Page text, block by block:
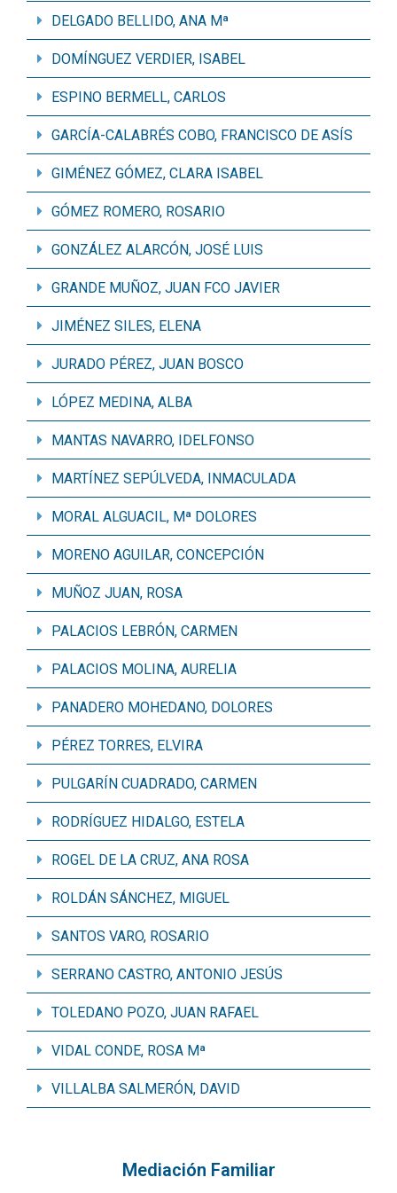
DELGADO BELLIDO, ANA Mª
DOMÍNGUEZ VERDIER, ISABEL
ESPINO BERMELL, CARLOS
GARCÍA-CALABRÉS COBO, FRANCISCO DE ASÍS
GIMÉNEZ GÓMEZ, CLARA ISABEL
GÓMEZ ROMERO, ROSARIO
GONZÁLEZ ALARCÓN, JOSÉ LUIS
GRANDE MUÑOZ, JUAN FCO JAVIER
JIMÉNEZ SILES, ELENA
JURADO PÉREZ, JUAN BOSCO
LÓPEZ MEDINA, ALBA
MANTAS NAVARRO, IDELFONSO
MARTÍNEZ SEPÚLVEDA, INMACULADA
MORAL ALGUACIL, Mª DOLORES
MORENO AGUILAR, CONCEPCIÓN
MUÑOZ JUAN, ROSA
PALACIOS LEBRÓN, CARMEN
PALACIOS MOLINA, AURELIA
PANADERO MOHEDANO, DOLORES
PÉREZ TORRES, ELVIRA
PULGARÍN CUADRADO, CARMEN
RODRÍGUEZ HIDALGO, ESTELA
ROGEL DE LA CRUZ, ANA ROSA
ROLDÁN SÁNCHEZ, MIGUEL
SANTOS VARO, ROSARIO
SERRANO CASTRO, ANTONIO JESÚS
TOLEDANO POZO, JUAN RAFAEL
VIDAL CONDE, ROSA Mª
VILLALBA SALMERÓN, DAVID
Mediación Familiar